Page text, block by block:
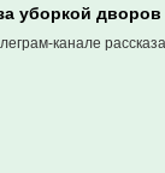
уборкой
канале